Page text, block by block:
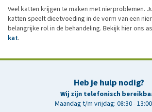
Veel katten krijgen te maken met nierproblemen.
katten speelt dieetvoeding in de vorm van een
belangrijke rol in de behandeling. Bekijk hier ons
kat.
Heb je hulp nodig?
Wij zijn telefonisch
Maandag t/m vrijdag: 08:30 -